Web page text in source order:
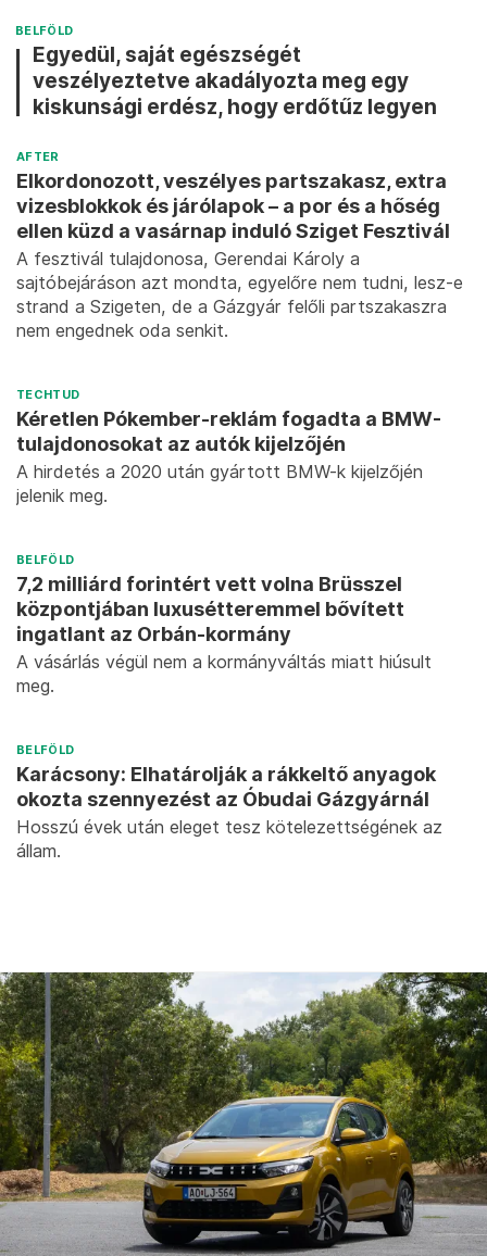
BELFÖLD
Egyedül, saját egészségét
veszélyeztetve akadályozta meg egy
kiskunsági erdész, hogy erdőtűz legyen
AFTER
Elkordonozott, veszélyes partszakasz, extra
vizesblokkok és járólapok – a por és a hőség
ellen küzd a vasárnap induló Sziget Fesztivál
A fesztivál tulajdonosa, Gerendai Károly a
sajtóbejáráson azt mondta, egyelőre nem tudni, lesz-e
strand a Szigeten, de a Gázgyár felőli partszakaszra
nem engednek oda senkit.
TECHTUD
Kéretlen Pókember-reklám fogadta a BMW-
tulajdonosokat az autók kijelzőjén
A hirdetés a 2020 után gyártott BMW-k kijelzőjén
jelenik meg.
BELFÖLD
7,2 milliárd forintért vett volna Brüsszel
központjában luxusétteremmel bővített
ingatlant az Orbán-kormány
A vásárlás végül nem a kormányváltás miatt hiúsult
meg.
BELFÖLD
Karácsony: Elhatárolják a rákkeltő anyagok
okozta szennyezést az Óbudai Gázgyárnál
Hosszú évek után eleget tesz kötelezettségének az
állam.